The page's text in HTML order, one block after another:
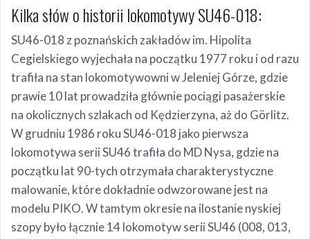
Kilka słów o historii lokomotywy SU46-018:
SU46-018 z poznańskich zakładów im. Hipolita
Cegielskiego wyjechała na początku 1977 roku i od razu
trafiła na stan lokomotywowni w Jeleniej Górze, gdzie
prawie 10 lat prowadziła głównie pociągi pasażerskie
na okolicznych szlakach od Kędzierzyna, aż do Görlitz.
W grudniu 1986 roku SU46-018 jako pierwsza
lokomotywa serii SU46 trafiła do MD Nysa, gdzie na
początku lat 90-tych otrzymała charakterystyczne
malowanie, które dokładnie odwzorowane jest na
modelu PIKO. W tamtym okresie na ilostanie nyskiej
szopy było łącznie 14 lokomotyw serii SU46 (008, 013,